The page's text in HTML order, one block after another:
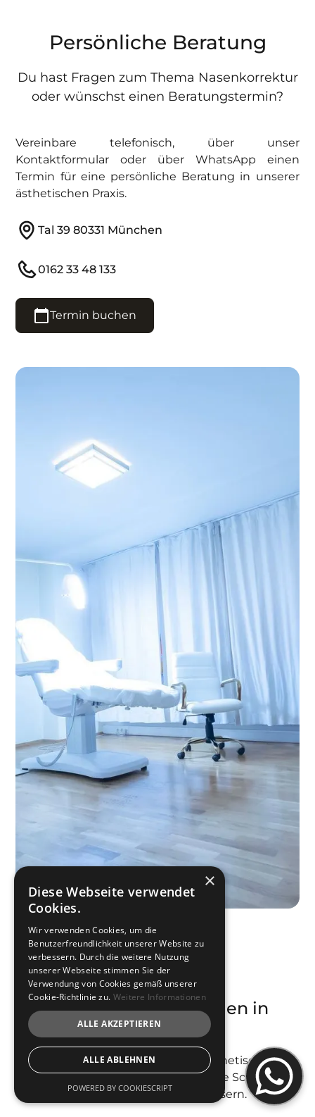
Persönliche Beratung
Du hast Fragen zum Thema Nasenkorrektur
oder wünschst einen Beratungstermin?
Vereinbare telefonisch, über unser
Kontaktformular oder über WhatsApp einen
Termin für eine persönliche Beratung in unserer
ästhetischen Praxis.
Tal 39 80331 München
0162 33 48 133
Termin buchen
Weitere Behandlungen in
München
Entdecke unsere vielfältigen ästhetischen
Behandlungen, die deine natürliche Schönheit
unterstreichen und verbessern.
×
Diese Webseite verwendet
Cookies.
Wir verwenden Cookies, um die
Benutzerfreundlichkeit unserer Website zu
verbessern. Durch die weitere Nutzung
unserer Webseite stimmen Sie der
Verwendung von Cookies gemäß unserer
Cookie-Richtlinie zu. Weitere Informationen
ALLE AKZEPTIEREN
ALLE ABLEHNEN
POWERED BY COOKIESCRIPT